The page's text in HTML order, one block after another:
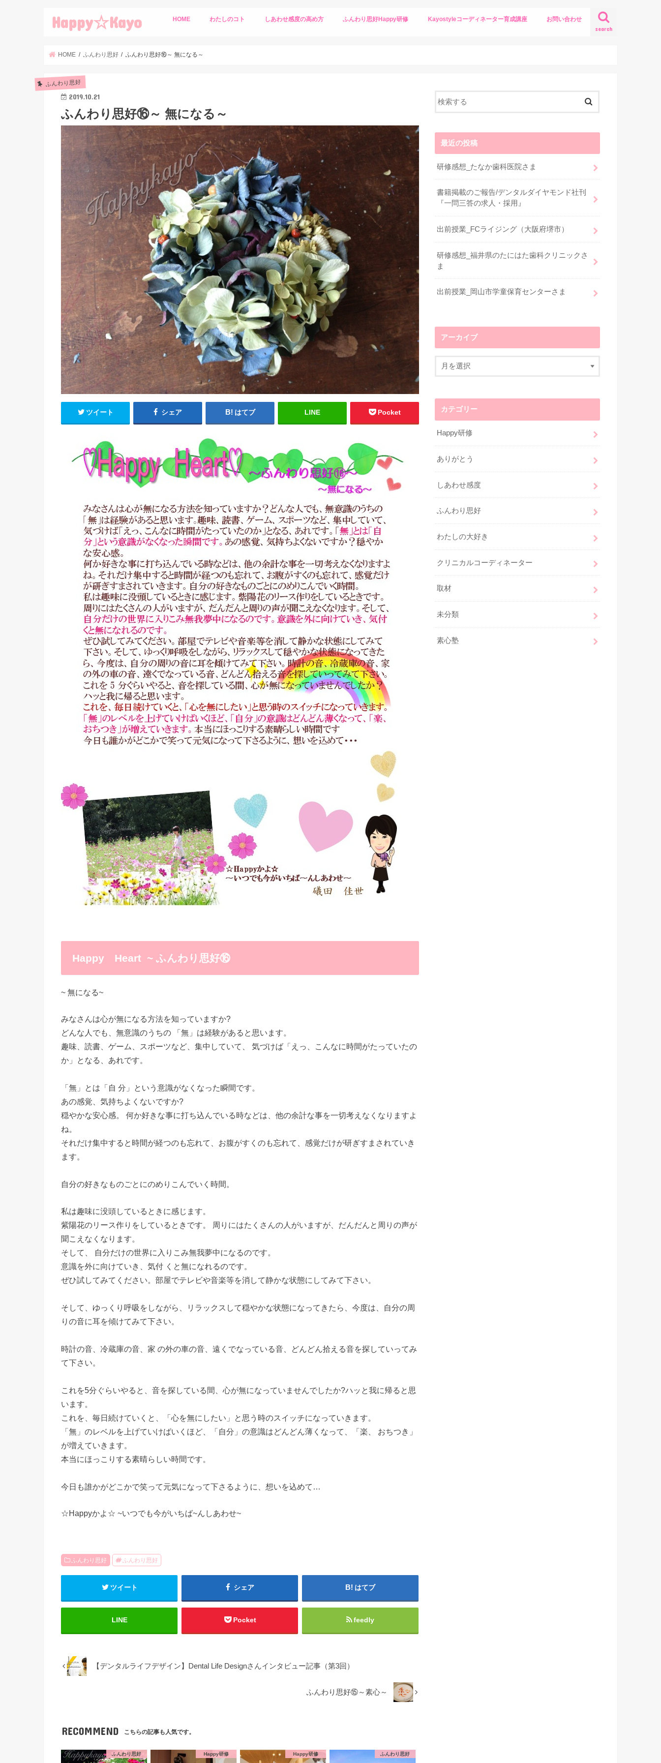
Happy☆Kayo search
HOME わたしのコト しあわせ感度の高め方 ふんわり思好Happy研修 Kayostyleコーディネーター育成講座 お問い合わせ
HOME ふんわり思好 ふんわり思好⑯～ 無になる～
ふんわり思好
2019.10.21
ふんわり思好⑯～ 無になる～
ツイート シェア はてブ LINE Pocket
Happy Heart ~ ふんわり思好⑯
~ 無になる~
みなさんは心が無になる方法を知っていますか?
どんな人でも、無意識のうちの 「無」は経験があると思います。
趣味、読書、ゲーム、スポーツなど、集中していて、 気づけば「えっ、こんなに時間がたっていたの
か」となる、あれです。
「無」とは「自 分」という意識がなくなった瞬間です。
あの感覚、気持ちよくないですか?
穏やかな安心感。 何か好きな事に打ち込んでいる時などは、他の余計な事を一切考えなくなりますよ
ね。
それだけ集中すると時間が経つのも忘れて、お腹がすくのも忘れて、感覚だけが研ぎすまされていき
ます。
自分の好きなものごとにのめりこんでいく時間。
私は趣味に没頭しているときに感じます。
紫陽花のリース作りをしているときです。 周りにはたくさんの人がいますが、だんだんと周りの声が
聞こえなくなります。
そして、 自分だけの世界に入りこみ無我夢中になるのです。
意識を外に向けていき、気付 くと無になれるのです。
ぜひ試してみてください。部屋でテレビや音楽等を消して静かな状態にしてみて下さい。
そして、ゆっくり呼吸をしながら、リラックスして穏やかな状態になってきたら、今度は、自分の周
りの音に耳を傾けてみて下さい。
時計の音、冷蔵庫の音、家 の外の車の音、遠くでなっている音、どんどん拾える音を探していってみ
て下さい。
これを5分ぐらいやると、音を探している間、心が無になっていませんでしたか?ハッと我に帰ると思
います。
これを、毎日続けていくと、「心を無にしたい」と思う時のスイッチになっていきます。
「無」のレベルを上げていけばいくほど、「自分」の意識はどんどん薄くなって、「楽、 おちつき」
が増えていきます。
本当にほっこりする素晴らしい時間です。
今日も誰かがどこかで笑って元気になって下さるように、想いを込めて…
☆Happyかよ☆ ~いつでも今がいちば~んしあわせ~
ふんわり思好 ふんわり思好
ツイート シェア はてブ
LINE Pocket feedly
【デンタルライフデザイン】Dental Life Designさんインタビュー記事（第3回）
ふんわり思好⑮～素心～
RECOMMEND こちらの記事も人気です。
ふんわり思好 Happy研修 Happy研修 ふんわり思好
最近の投稿
研修感想_たなか歯科医院さま
書籍掲載のご報告/デンタルダイヤモンド社刊
『一問三答の求人・採用』
出前授業_FCライジング（大阪府堺市）
研修感想_福井県のたにはた歯科クリニックさ
ま
出前授業_岡山市学童保育センターさま
アーカイブ
カテゴリー
Happy研修
ありがとう
しあわせ感度
ふんわり思好
わたしの大好き
クリニカルコーディネーター
取材
未分類
素心塾